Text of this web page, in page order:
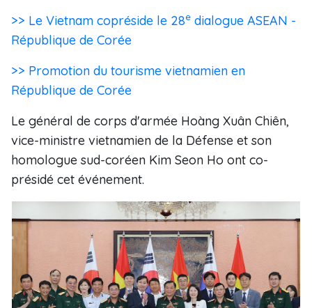
>> Le Vietnam copréside le 28e dialogue ASEAN -
République de Corée
>> Promotion du tourisme vietnamien en
République de Corée
Le général de corps d'armée Hoàng Xuân Chiên,
vice-ministre vietnamien de la Défense et son
homologue sud-coréen Kim Seon Ho ont co-
présidé cet événement.